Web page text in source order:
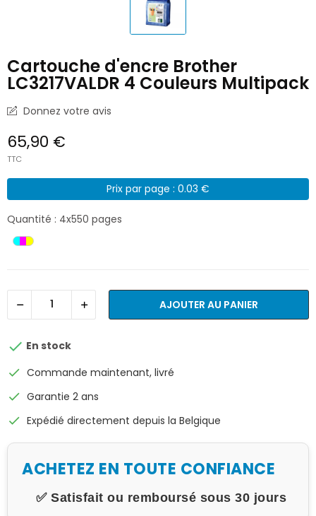
Cartouche d'encre Brother
LC3217VALDR 4 Couleurs Multipack
Donnez votre avis
65,90 €
TTC
Prix par page : 0.03 €
Quantité : 4x550 pages
AJOUTER AU PANIER
 En stock
check Commande maintenant, livré
check Garantie 2 ans
check Expédié directement depuis la Belgique
ACHETEZ EN TOUTE CONFIANCE
✅ Satisfait ou remboursé sous 30 jours